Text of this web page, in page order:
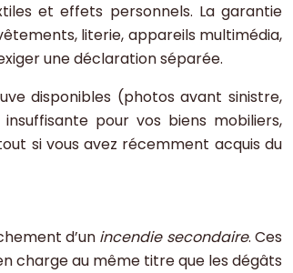
et effets personnels. La garantie
literie, appareils multimédia,
une déclaration séparée.
disponibles (photos avant sinistre,
pour vos biens mobiliers,
si vous avez récemment acquis du
d’un incendie secondaire. Ces
charge au même titre que les dégâts